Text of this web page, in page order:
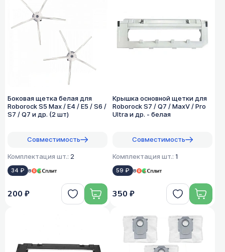
Боковая щетка белая для
Roborock S5 Max / E4 / E5 / S6 /
S7 / Q7 и др. (2 шт)
Совместимость
Комплектация шт.: 2
34 ₽ в
200 ₽
Крышка основной щетки для
Roborock S7 / Q7 / MaxV / Pro
Ultra и др. - белая
Совместимость
Комплектация шт.: 1
59 ₽ в
350 ₽